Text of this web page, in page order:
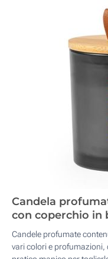
Candela
con coperchio in
Candele profumate
vari colori e